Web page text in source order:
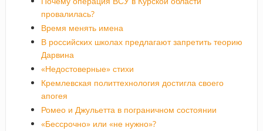
провалилась?
Время менять имена
В российских школах предлагают запретить теорию
Дарвина
«Недостоверные» стихи
Кремлевская политтехнология достигла своего
апогея
Ромео и Джульетта в пограничном состоянии
«Бессрочно» или «не нужно»?